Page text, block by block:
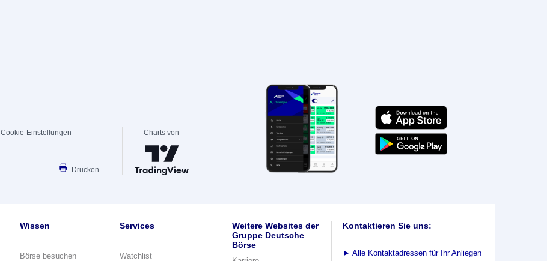
Cookie-Einstellungen
Drucken
Charts von
Wissen
Börse besuchen
Services
Watchlist
Weitere Websites der
Gruppe Deutsche
Börse
Kontaktieren Sie uns:
► Alle Kontaktadressen für Ihr Anliegen